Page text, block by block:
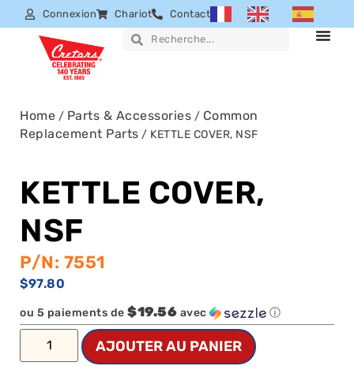
Connexion Chariot Contact
Home / Parts & Accessories / Common
Replacement Parts / KETTLE COVER, NSF
KETTLE COVER,
NSF
P/N: 7551
$97.80
ou 5 paiements de $19.56 avec ⓘ
AJOUTER AU PANIER